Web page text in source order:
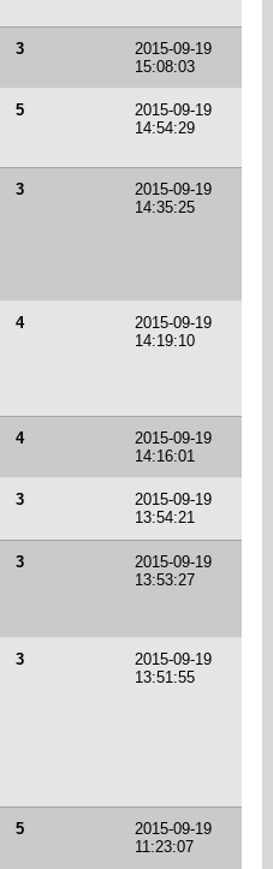
3
2015-09-19
15:08:03
5
2015-09-19
14:54:29
3
2015-09-19
14:35:25
4
2015-09-19
14:19:10
4
2015-09-19
14:16:01
3
2015-09-19
13:54:21
3
2015-09-19
13:53:27
3
2015-09-19
13:51:55
5
2015-09-19
11:23:07